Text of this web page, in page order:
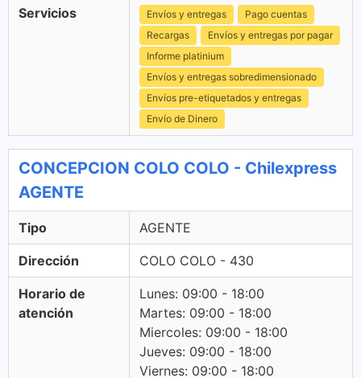
Servicios Envíos y entregas
Pago cuentas
Recargas
Envíos y entregas por pagar
Informe platinium
Envíos y entregas sobredimensionado
Envíos pre-etiquetados y entregas
Envío de Dinero
CONCEPCION COLO COLO - Chilexpress
AGENTE
Tipo AGENTE
Dirección COLO COLO - 430
Horario de
atención
Lunes: 09:00 - 18:00
Martes: 09:00 - 18:00
Miercoles: 09:00 - 18:00
Jueves: 09:00 - 18:00
Viernes: 09:00 - 18:00